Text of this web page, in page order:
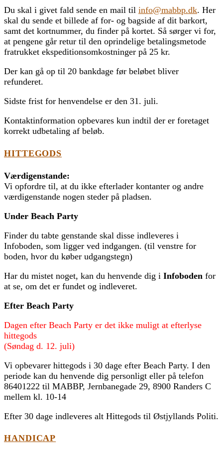
Du skal i givet fald sende en mail til info@mabbp.dk. Her
skal du sende et billede af for- og bagside af dit barkort,
samt det kortnummer, du finder på kortet. Så sørger vi for,
at pengene går retur til den oprindelige betalingsmetode
fratrukket ekspeditionsomkostninger på 25 kr.
Der kan gå op til 20 bankdage før beløbet bliver
refunderet.
Sidste frist for henvendelse er den 31. juli.
Kontaktinformation opbevares kun indtil der er foretaget
korrekt udbetaling af beløb.
HITTEGODS
Værdigenstande:
Vi opfordre til, at du ikke efterlader kontanter og andre
værdigenstande nogen steder på pladsen.
Under Beach Party
Finder du tabte genstande skal disse indleveres i
Infoboden, som ligger ved indgangen. (til venstre for
boden, hvor du køber udgangstegn)
Har du mistet noget, kan du henvende dig i Infoboden for
at se, om det er fundet og indleveret.
Efter Beach Party
Dagen efter Beach Party er det ikke muligt at efterlyse
hittegods
(Søndag d. 12. juli)
Vi opbevarer hittegods i 30 dage efter Beach Party. I den
periode kan du henvende dig personligt eller på telefon
86401222 til MABBP, Jernbanegade 29, 8900 Randers C
mellem kl. 10-14
Efter 30 dage indleveres alt Hittegods til Østjyllands Politi.
HANDICAP